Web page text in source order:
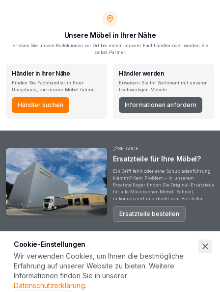
Unsere Möbel in Ihrer Nähe
Erleben Sie unsere Kollektionen vor Ort bei einem unserer Fachhändler oder werden Sie
selbst Partner.
Händler in Ihrer Nähe
Finden Sie Fachhändler in Ihrer
Umgebung, die unsere Möbel führen.
Händler suchen
Händler werden
Erweitern Sie Ihr Sortiment mit unseren
hochwertigen Möbeln.
Informationen anfordern
SERVICE
Ersatzteile für Ihre Möbel?
Ein Griff fehlt oder eine Schubladenführung
klemmt? Kein Problem – in unserem
Ersatzteillager finden Sie Original-Ersatzteile
für alle Mäusbacher-Möbel. Schnell,
unkompliziert und direkt vom Hersteller.
Ersatzteile bestellen
Haben Sie Fragen?
Ob zu unseren Produkten, Ihrer Bestellung oder einer Zusammenarbeit – unser Team steht
Ihnen gerne zur Verfügung. Wir freuen uns auf Ihre Nachricht.
Cookie-Einstellungen
Wir verwenden Cookies, um Ihnen die bestmögliche
Erfahrung auf unserer Website zu bieten. Weitere
Informationen finden Sie in unserer
Datenschutzerklärung.